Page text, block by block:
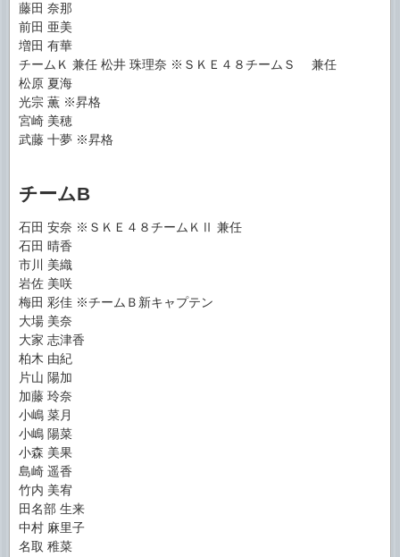
藤田 奈那
前田 亜美
増田 有華
チームＫ 兼任 松井 珠理奈 ※ＳＫＥ４８チームＳ 兼任
松原 夏海
光宗 薫 ※昇格
宮崎 美穂
武藤 十夢 ※昇格
チームB
石田 安奈 ※ＳＫＥ４８チームＫⅡ 兼任
石田 晴香
市川 美織
岩佐 美咲
梅田 彩佳 ※チームＢ新キャプテン
大場 美奈
大家 志津香
柏木 由紀
片山 陽加
加藤 玲奈
小嶋 菜月
小嶋 陽菜
小森 美果
島崎 遥香
竹内 美宥
田名部 生来
中村 麻里子
名取 稚菜